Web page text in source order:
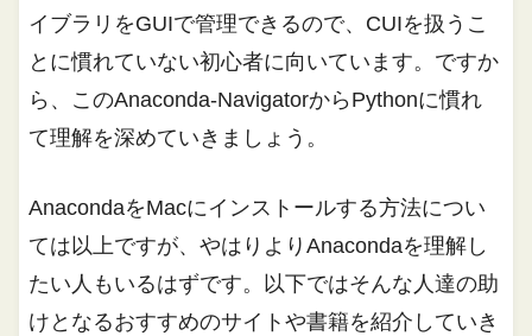
イブラリをGUIで管理できるので、CUIを扱うこ
とに慣れていない初心者に向いています。ですか
ら、このAnaconda-NavigatorからPythonに慣れ
て理解を深めていきましょう。
AnacondaをMacにインストールする方法につい
ては以上ですが、やはりよりAnacondaを理解し
たい人もいるはずです。以下ではそんな人達の助
けとなるおすすめのサイトや書籍を紹介していき